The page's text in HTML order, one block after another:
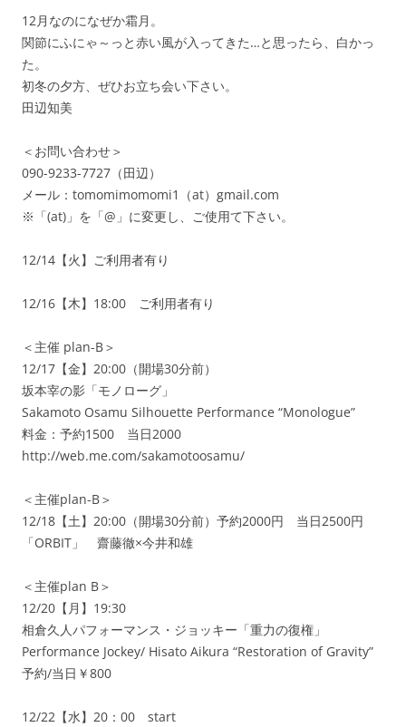
12月なのになぜか霜月。
関節にふにゃ～っと赤い風が入ってきた…と思ったら、白かっ
た。
初冬の夕方、ぜひお立ち会い下さい。
田辺知美
＜お問い合わせ＞
090-9233-7727（田辺）
メール：tomomimomomi1（at）gmail.com
※「(at)」を「@」に変更し、ご使用て下さい。
12/14【火】ご利用者有り
12/16【木】18:00 ご利用者有り
＜主催 plan-B＞
12/17【金】20:00（開場30分前）
坂本宰の影「モノローグ」
Sakamoto Osamu Silhouette Performance “Monologue”
料金：予約1500 当日2000
http://web.me.com/sakamotoosamu/
＜主催plan-B＞
12/18【土】20:00（開場30分前）予約2000円 当日2500円
「ORBIT」 齋藤徹×今井和雄
＜主催plan B＞
12/20【月】19:30
相倉久人パフォーマンス・ジョッキー「重力の復権」
Performance Jockey/ Hisato Aikura “Restoration of Gravity”
予約/当日￥800
12/22【水】20：00 start